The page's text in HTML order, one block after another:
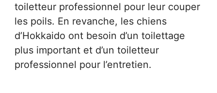
toiletteur professionnel pour leur couper
les poils. En revanche, les chiens
d’Hokkaido ont besoin d’un toilettage
plus important et d’un toiletteur
professionnel pour l’entretien.